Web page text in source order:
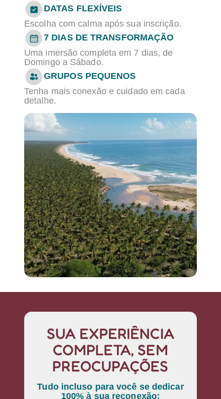
DATAS FLEXÍVEIS
Escolha com calma após sua inscrição.
7 DIAS DE TRANSFORMAÇÃO
Uma imersão completa em 7 dias, de
Domingo a Sábado.
GRUPOS PEQUENOS
Tenha mais conexão e cuidado em cada
detalhe.
SUA EXPERIÊNCIA
COMPLETA, SEM
PREOCUPAÇÕES
Tudo incluso para você se dedicar
100% à sua reconexão: